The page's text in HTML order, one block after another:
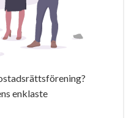
enklaste